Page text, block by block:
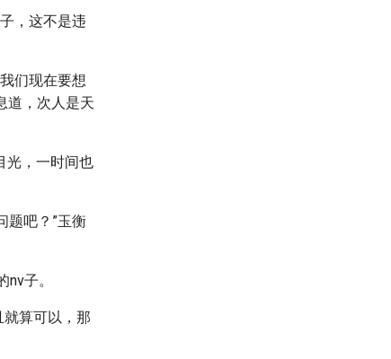
，这不是违
们现在要想
道，次人是天
光，一时间也
题吧？”玉衡
子。
算可以，那